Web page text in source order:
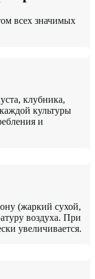
всех значимых
клубника,
культуры
и
(жаркий сухой,
воздуха. При
увеличивается.